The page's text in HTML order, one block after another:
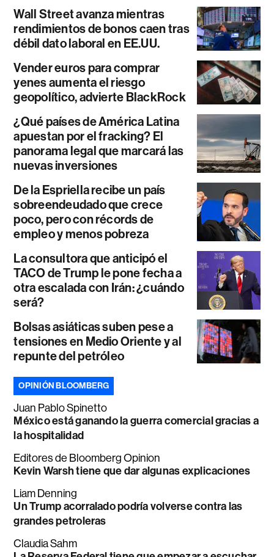
Wall Street avanza mientras
rendimientos de bonos caen tras
débil dato laboral en EE.UU.
Vender euros para comprar
yenes aumenta el riesgo
geopolítico, advierte BlackRock
¿Qué países de América Latina
apuestan por el fracking? El
panorama legal que marcará las
nuevas inversiones
De la Espriella recibe un país
sobreendeudado que crece
poco, pero con récords de
empleo y menos pobreza
La consultora que anticipó el
TACO de Trump le pone fecha a
otra escalada con Irán: ¿cuándo
será?
Bolsas asiáticas suben pese a
tensiones en Medio Oriente y al
repunte del petróleo
OPINIÓN BLOOMBERG
Juan Pablo Spinetto
México está ganando la guerra comercial gracias a
la hospitalidad
Editores de Bloomberg Opinion
Kevin Warsh tiene que dar algunas explicaciones
Liam Denning
Un Trump acorralado podría volverse contra las
grandes petroleras
Claudia Sahm